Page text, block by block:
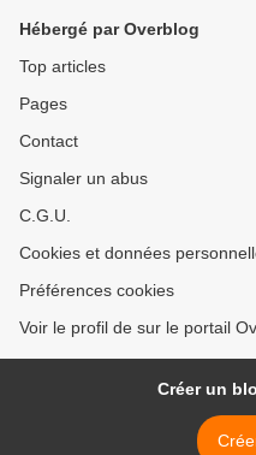
Hébergé par Overblog
Top articles
Pages
Contact
Signaler un abus
C.G.U.
Cookies et données
Préférences cookies
Voir le profil de sur le portail
Créer un